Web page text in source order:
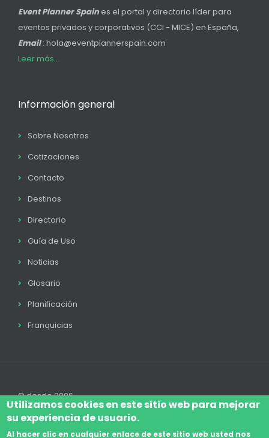
Event Planner Spain es el portal y directorio líder para
eventos privados y corporativos (CCI - MICE) en España,
Email: hola@eventplannerspain.com
Leer más...
Información general
Sobre Nosotros
Cotizaciones
Contacto
Destinos
Directorio
Guía de Uso
Noticias
Glosario
Planificación
Franquicias
© desde 2006
Utilizamos cookies en este sitio web para mejorar
su experiencia de usuario.
Al hacer clic en cualquier enlace de este sitio web usted nos